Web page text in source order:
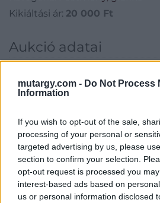
mutargy.com - Do Not Process
Information
If you wish to opt-out of the sale,
processing of your personal or
targeted advertising by us, please
section to confirm your selection.
opt-out request is processed you
interest-based ads based on
us or personal information disclosed
Kikiáltási ár: 20 000 Ft
Aukció adatai
Aukció dátuma: 2016.10.13
Aukció helye: BÁV Zrt. Apszisterem,
Tételszám: 17
Eladó adatai